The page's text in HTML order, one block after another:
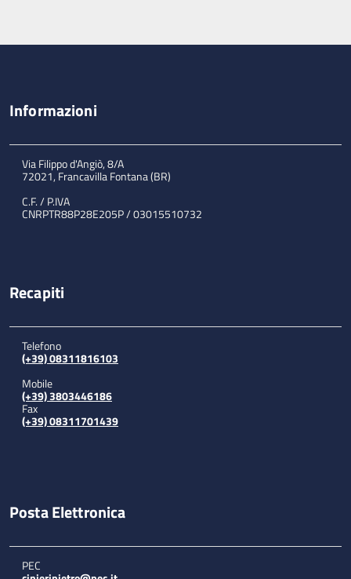
Informazioni
Via Filippo d'Angiò, 8/A
72021, Francavilla Fontana (BR)
C.F. / P.IVA
CNRPTR88P28E205P / 03015510732
Recapiti
Telefono
(+39) 08311816103
Mobile
(+39) 3803446186
Fax
(+39) 08311701439
Posta Elettronica
PEC